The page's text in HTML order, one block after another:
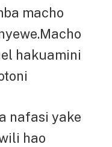
macho
hakuamini
nafasi yake
hao